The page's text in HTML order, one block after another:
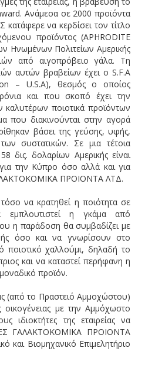
Ανάμεσα σε 2000 προϊόντα
να κερδίσει τον τίτλο
προϊόντος (APHRODITE
Ηνωμένων Πολιτείων Αμερικής
από αιγοπρόβειο γάλα. Τη
αυτών βραβείων έχει ο S.F.A
– U.S.A), θεσμός ο οποίος
και που σκοπό έχει την
ποιοτικά προϊόντων
που διακινούνται στην αγορά
βάσει της γεύσης, υφής,
συστατικών. Σε μια τέτοια
δις. δολαρίων Αμερικής είναι
την Κύπρο όσο αλλά και για
ΠΡΟΙΟΝΤΑ ΛΤΔ.
τόσο να κρατηθεί η ποιότητα σε
η γκάμα από
η παράδοση θα συμβαδίζει με
όσο και να γνωρίσουν στο
ποιοτικό χαλλούμι, δηλαδή το
και να καταστεί περήφανη η
προϊόν.
(από το Πραστειό Αμμοχώστου)
οικογένειας με την Αμμόχωστο
ιδιοκτήτες της εταιρείας να
ΓΑΛΑΚΤΟΚΟΜΙΚΑ ΠΡΟΙΟΝΤΑ
και Βιομηχανικό Επιμελητήριο